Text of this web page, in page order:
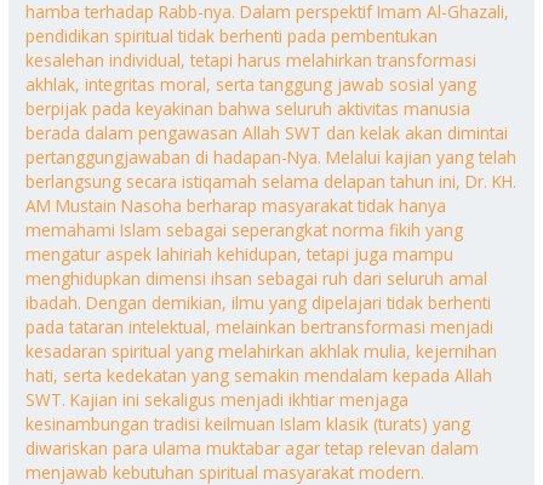
hamba terhadap Rabb-nya. Dalam perspektif Imam Al-Ghazali,
pendidikan spiritual tidak berhenti pada pembentukan
kesalehan individual, tetapi harus melahirkan transformasi
akhlak, integritas moral, serta tanggung jawab sosial yang
berpijak pada keyakinan bahwa seluruh aktivitas manusia
berada dalam pengawasan Allah SWT dan kelak akan dimintai
pertanggungjawaban di hadapan-Nya. Melalui kajian yang telah
berlangsung secara istiqamah selama delapan tahun ini, Dr. KH.
AM Mustain Nasoha berharap masyarakat tidak hanya
memahami Islam sebagai seperangkat norma fikih yang
mengatur aspek lahiriah kehidupan, tetapi juga mampu
menghidupkan dimensi ihsan sebagai ruh dari seluruh amal
ibadah. Dengan demikian, ilmu yang dipelajari tidak berhenti
pada tataran intelektual, melainkan bertransformasi menjadi
kesadaran spiritual yang melahirkan akhlak mulia, kejernihan
hati, serta kedekatan yang semakin mendalam kepada Allah
SWT. Kajian ini sekaligus menjadi ikhtiar menjaga
kesinambungan tradisi keilmuan Islam klasik (turats) yang
diwariskan para ulama muktabar agar tetap relevan dalam
menjawab kebutuhan spiritual masyarakat modern.